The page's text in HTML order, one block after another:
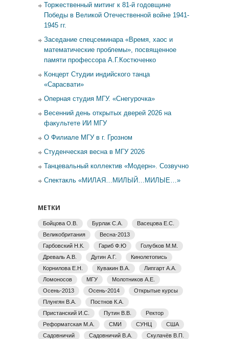
Торжественный митинг к 81-й годовщине
Победы в Великой Отечественной войне 1941-
1945 гг.
Заседание спецсеминара «Время, хаос и
математические проблемы», посвященное
памяти профессора А.Г.Костюченко
Концерт Студии индийского танца
«Сарасвати»
Оперная студия МГУ. «Снегурочка»
Весенний день открытых дверей 2026 на
факультете ИИ МГУ
О Филиале МГУ в г. Грозном
Студенческая весна в МГУ 2026
Танцевальный коллектив «Модерн». Созвучно
Спектакль «МИЛАЯ…МИЛЫЙ…МИЛЫЕ…»
МЕТКИ
Бойцова О.В. Бурлак С.А.
Васецова Е.С.
Великобритания
Весна-2013
Гарбовский Н.К.
Гариб Ф.Ю
Голубков М.М.
Древаль А.В.
Дугин А.Г.
Кинолетопись
Корнилова Е.Н.
Кувакин В.А.
Липгарт А.А.
Ломоносов
МГУ
Молотников А.Е.
Осень-2013
Осень-2014
Открытые курсы
Плунгян В.А.
Постнов К.А.
Пристанский И.С.
Путин В.В.
Ректор
Реформатская М.А.
СМИ СУНЦ
США
Садовничий
Садовничий В.А.
Скулачёв В.П.